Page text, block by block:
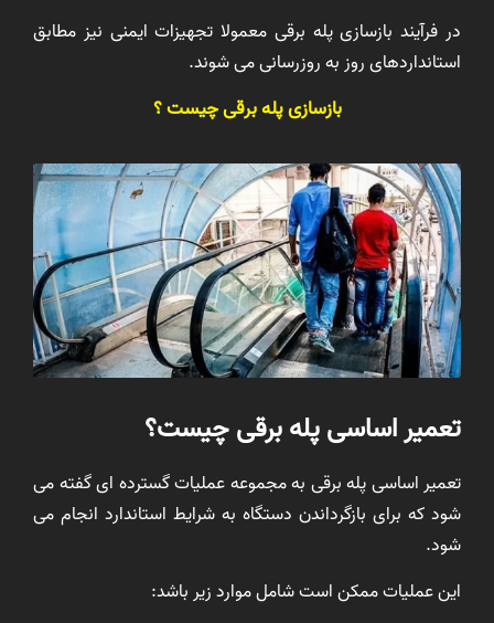
در فرآیند بازسازی پله برقی معمولا تجهیزات ایمنی نیز مطابق
استانداردهای روز به روزرسانی می شوند.
بازسازی پله برقی چیست ؟
تعمیر اساسی پله برقی چیست؟
تعمیر اساسی پله برقی به مجموعه عملیات گسترده ای گفته می
شود که برای بازگرداندن دستگاه به شرایط استاندارد انجام می
شود.
این عملیات ممکن است شامل موارد زیر باشد: